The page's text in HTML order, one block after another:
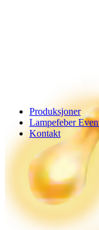
Produksjoner
Lampefeber
Kontakt